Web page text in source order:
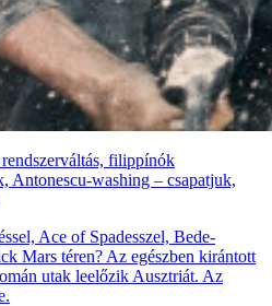
filippínók
Antonescu-washing – csapatjuk,
Ace of Spadesszel, Bede-
Mars téren? Az egészben kirántott
utak leelőzik Ausztriát. Az